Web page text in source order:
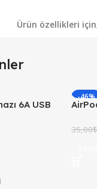
Ürün özellikleri
6A USB
-46%
35,00$